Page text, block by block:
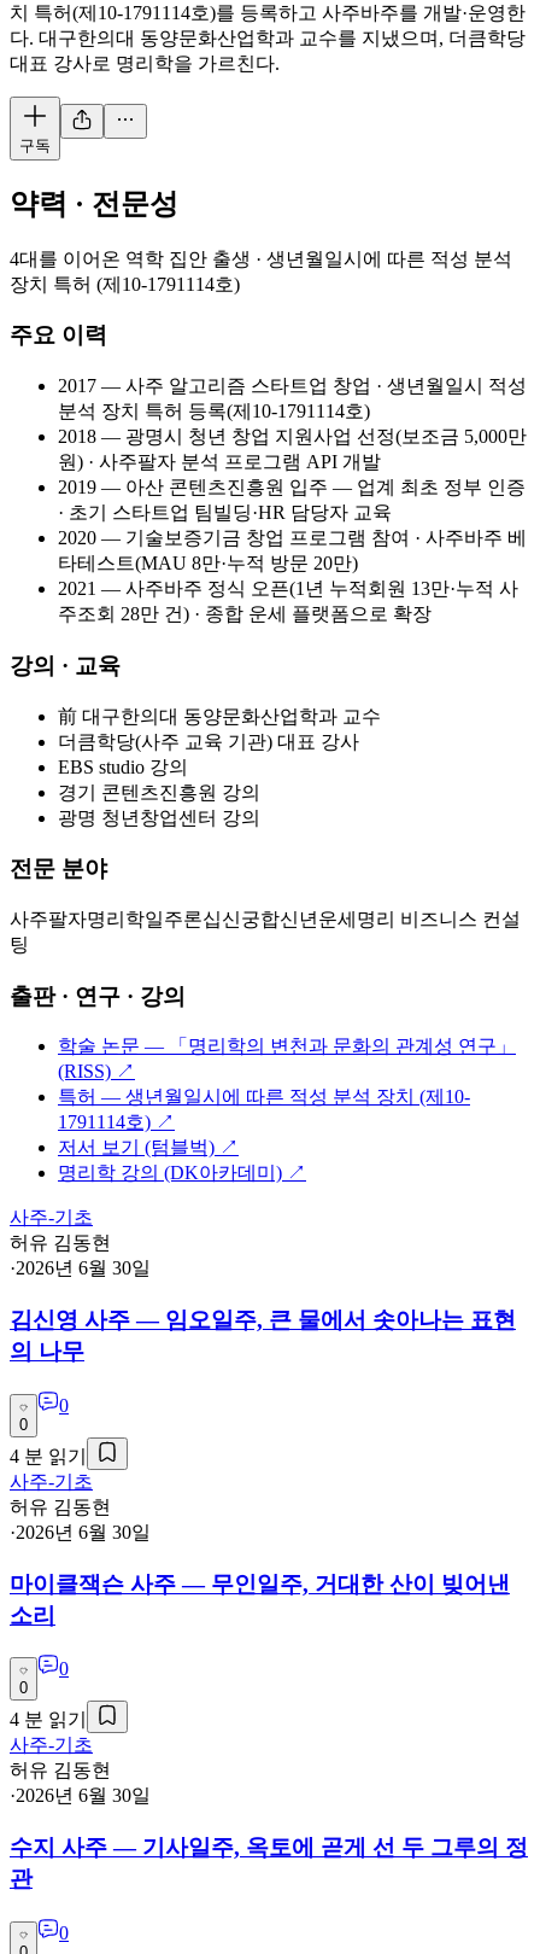
치 특허(제10-1791114호)를 등록하고 사주바주를 개발·운영한
다. 대구한의대 동양문화산업학과 교수를 지냈으며, 더큼학당
대표 강사로 명리학을 가르친다.
구독
약력 · 전문성
4대를 이어온 역학 집안 출생 · 생년월일시에 따른 적성 분석
장치 특허 (제10-1791114호)
주요 이력
2017 — 사주 알고리즘 스타트업 창업 · 생년월일시 적성
분석 장치 특허 등록(제10-1791114호)
2018 — 광명시 청년 창업 지원사업 선정(보조금 5,000만
원) · 사주팔자 분석 프로그램 API 개발
2019 — 아산 콘텐츠진흥원 입주 — 업계 최초 정부 인증
· 초기 스타트업 팀빌딩·HR 담당자 교육
2020 — 기술보증기금 창업 프로그램 참여 · 사주바주 베
타테스트(MAU 8만·누적 방문 20만)
2021 — 사주바주 정식 오픈(1년 누적회원 13만·누적 사
주조회 28만 건) · 종합 운세 플랫폼으로 확장
강의 · 교육
前 대구한의대 동양문화산업학과 교수
더큼학당(사주 교육 기관) 대표 강사
EBS studio 강의
경기 콘텐츠진흥원 강의
광명 청년창업센터 강의
전문 분야
사주팔자명리학일주론십신궁합신년운세 명리 비즈니스 컨설
팅
출판 · 연구 · 강의
학술 논문 — 「명리학의 변천과 문화의 관계성 연구」
(RISS) ↗
특허 — 생년월일시에 따른 적성 분석 장치 (제10-
1791114호) ↗
저서 보기 (텀블벅) ↗
명리학 강의 (DK아카데미) ↗
사주-기초
허유 김동현
·2026년 6월 30일
김신영 사주 — 임오일주, 큰 물에서 솟아나는 표현
의 나무
0
0
4 분 읽기
사주-기초
허유 김동현
·2026년 6월 30일
마이클잭슨 사주 — 무인일주, 거대한 산이 빚어낸
소리
0
0
4 분 읽기
사주-기초
허유 김동현
·2026년 6월 30일
수지 사주 — 기사일주, 옥토에 곧게 선 두 그루의 정
관
0